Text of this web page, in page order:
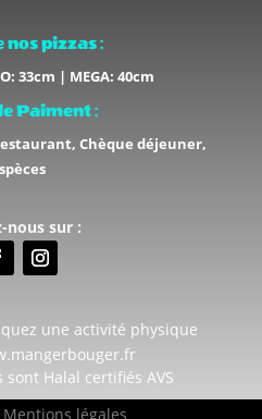
nos pizzas :
33cm | MEGA: 40cm
Paiment :
Chèque déjeuner,
nous sur :
une activité physique
Halal certifiés AVS
Mentions légales